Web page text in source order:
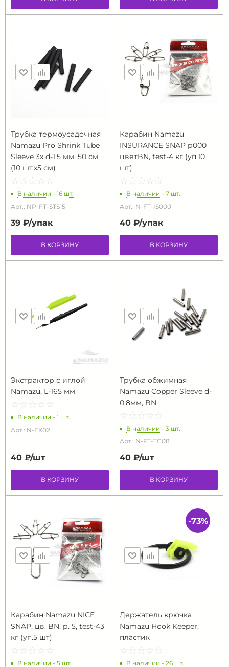
Трубка термоусадочная
Namazu Pro Shrink Tube
Sleeve 3x d-1.5 мм, 50 см
(10 шт.х5 см)
☆ ☆ ☆ ☆ ☆
★ ★ ★ ★ ★
В наличии - 16 шт.
Арт.: NP-FT-STS15
39 ₽/упак
В КОРЗИНУ
Карабин Namazu
INSURANCE SNAP р000
цветBN, test-4 кг (yп.10
шт)
☆ ☆ ☆ ☆ ☆
★ ★ ★ ★ ★
В наличии - 7 шт.
Арт.: N-FT-IS000
40 ₽/упак
В КОРЗИНУ
Экстрактор с иглой
Namazu, L-165 мм
☆ ☆ ☆ ☆ ☆
★ ★ ★ ★ ★
В наличии - 1 шт.
Арт.: N-EX02
40 ₽/шт
В КОРЗИНУ
Трубка обжимная
Namazu Copper Sleeve d-
0,8мм, BN
☆ ☆ ☆ ☆ ☆
★ ★ ★ ★ ★
В наличии - 3 шт.
Арт.: N-FT-TC08
40 ₽/шт
В КОРЗИНУ
Карабин Namazu NICE
SNAP, цв. BN, р. 5, test-43
кг (уп.5 шт)
☆ ☆ ☆ ☆ ☆
★ ★ ★ ★ ★
В наличии - 5 шт.
Держатель крючка
Namazu Hook Keeper,
пластик
☆ ☆ ☆ ☆ ☆
★ ★ ★ ★ ★
В наличии - 26 шт.
-73%